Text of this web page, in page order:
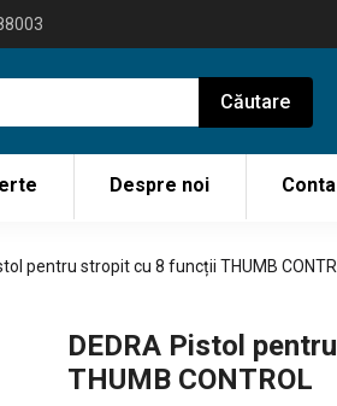
Despre noi
pentru stropit cu 8 funcții THUMB
DEDRA Pistol
THUMB CONTROL